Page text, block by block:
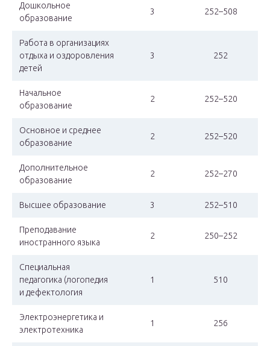
Дошкольное
образование
3 252–508
Работа в организациях
отдыха и оздоровления
детей
3 252
Начальное
образование
2 252–520
Основное и среднее
образование
2 252–520
Дополнительное
образование
2 252–270
Высшее образование 3 252–510
Преподавание
иностранного языка
2 250–252
Специальная
педагогика (логопедия
и дефектология
1 510
Электроэнергетика и
электротехника
1 256